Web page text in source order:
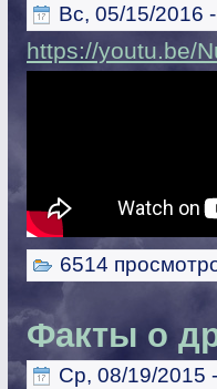
Вс, 05/15/2016
https://youtu.be/
6514
Факты о
Ср, 08/19/2015